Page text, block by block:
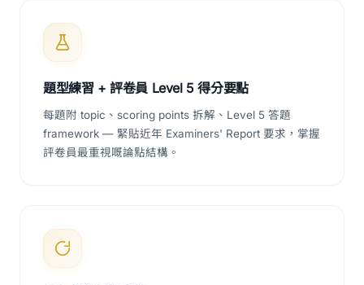
題型練習 + 評卷員 Level 5 得分要點
每題附 topic、scoring points 拆解、Level 5 答題
framework — 緊貼近年 Examiners' Report 要求，掌握
評卷員最重視嘅論點結構。